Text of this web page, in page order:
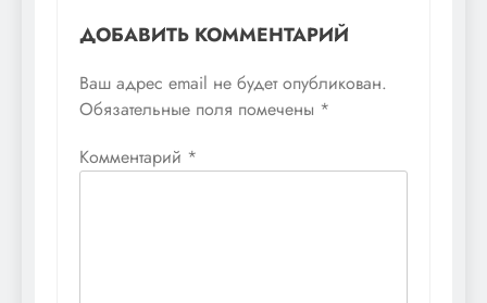
ДОБАВИТЬ КОММЕНТАРИЙ
Ваш адрес email не будет опубликован.
Обязательные поля помечены *
Комментарий *